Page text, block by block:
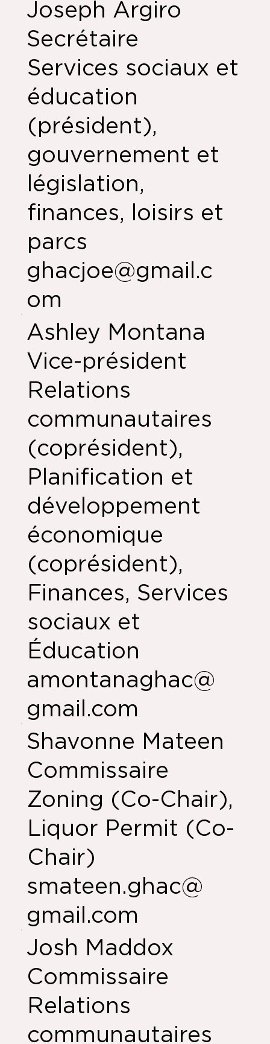
Joseph Argiro
Secrétaire
Services sociaux et
éducation
(président),
gouvernement et
législation,
finances, loisirs et
parcs
ghacjoe@gmail.c
om
Ashley Montana
Vice-président
Relations
communautaires
(coprésident),
Planification et
développement
économique
(coprésident),
Finances, Services
sociaux et
Éducation
amontanaghac@
gmail.com
Shavonne Mateen
Commissaire
Zoning (Co-Chair),
Liquor Permit (Co-
Chair)
smateen.ghac@
gmail.com
Josh Maddox
Commissaire
Relations
communautaires